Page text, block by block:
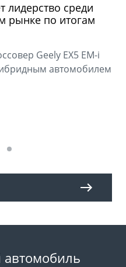
лидерство среди
рынке по итогам
Geely EX5 EM-i
автомобилем